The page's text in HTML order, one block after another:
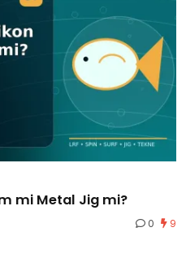
mi Metal Jig mi?
0 9